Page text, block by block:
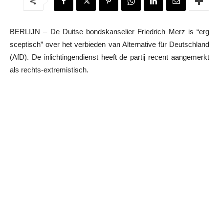
BERLIJN – De Duitse bondskanselier Friedrich Merz is “erg
sceptisch” over het verbieden van Alternative für Deutschland
(AfD). De inlichtingendienst heeft de partij recent aangemerkt
als rechts-extremistisch.